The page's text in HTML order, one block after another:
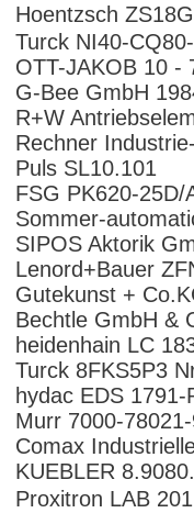
Hoentzsch
Turck NI40-
OTT-JAKOB 10 -
G-Bee GmbH
R+W
Rechner
Puls SL10.101
FSG PK620-
Sommer-
SIPOS Aktorik
Lenord+Bauer
Gutekunst +
Bechtle GmbH &
heidenhain LC
Turck 8FKS5P3
hydac EDS
Murr 7000-
Comax
KUEBLER
Proxitron LAB